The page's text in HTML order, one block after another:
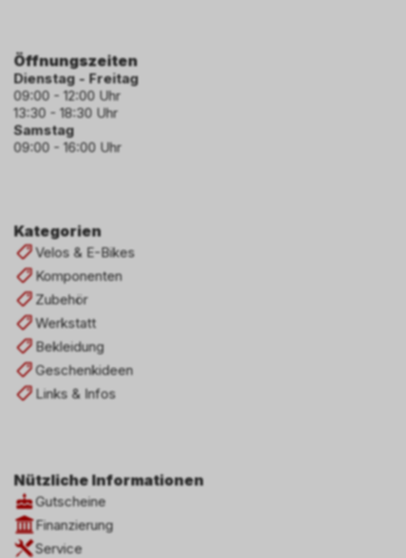
Kategorien
Velos & E-Bikes
Komponenten
Zubehör
Werkstatt
Bekleidung
Geschenkideen
Links & Infos
Nützliche Informationen
Gutscheine
Finanzierung
Service
Öffnungszeiten
Dienstag - Freitag
09:00 - 12:00 Uhr
13:30 - 18:30 Uhr
Samstag
09:00 - 16:00 Uhr